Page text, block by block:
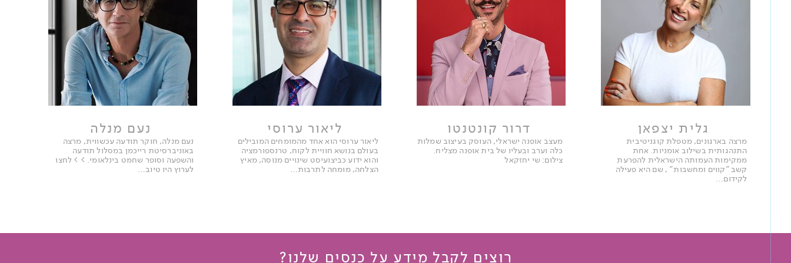
גלית יצפאן
מרצה בארגונים, מטפלת קוגניטיבית
התנהגותית בשילוב אומניות. אחת
ממקימות העמותה הישראלית להפרעת
קשב "קווים ומחשבות" , שם היא פעילה
לקידום…
דרור קונטנטו
מעצב אופנה ישראלי, העוסק בעיצוב שמלות
כלה וערב ובעליו של בית אופנה מצליח.
צילום: שי יחזקאל
ליאור ערוסי
ליאור ערוסי הוא אחד מהמומחים המובילים
בעולם בנושא חוויית לקוח, טרנספורמציה
והוא ידוע כביצועיסט שינויים מנוסה, מאיץ
הצלחה, מומחה לתרבות…
נעם מנלה
נעם מנלה, חוקר תודעה עכשווית, מרצה
באוניברסיטת רייכמן במסלול תודעה
והשפעה וסופר שחמט בינלאומי. > > לחצו
לערוץ היו טיוב…
רוצים לקבל מידע על כנסים שלנו?